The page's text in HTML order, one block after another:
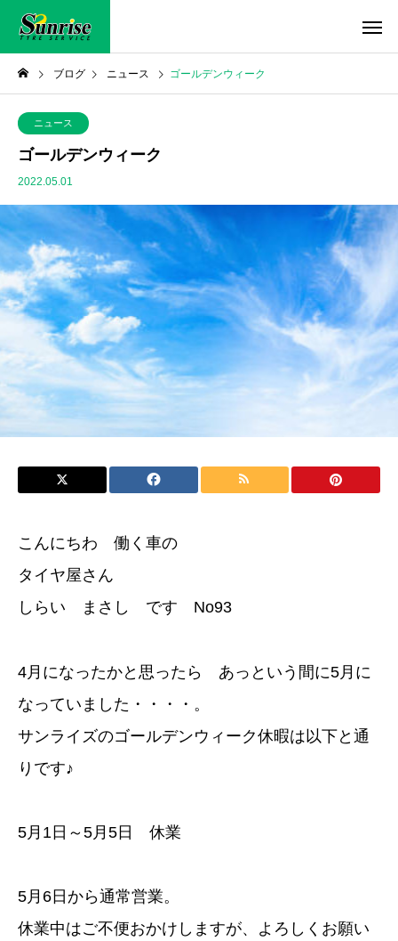
ブログ ニュース ゴールデンウィーク
ニュース
ゴールデンウィーク
2022.05.01
こんにちわ 働く車の
タイヤ屋さん
しらい まさし です No93
4月になったかと思ったら あっという間に5月に
なっていました・・・・。
サンライズのゴールデンウィーク休暇は以下と通
りです♪
5月1日～5月5日 休業
5月6日から通常営業。
休業中はご不便おかけしますが、よろしくお願い